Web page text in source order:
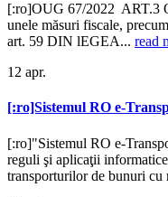
[:ro]OUG 67/2022
unele măsuri fiscale,
art. 59 DIN lEGEA... read
12 apr.
[:ro]Sistemul RO e-
[:ro]"Sistemul RO e-
reguli şi aplicaţii
transporturilor de bunuri cu